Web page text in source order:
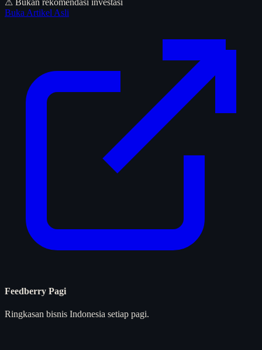
Buka Artikel Asli
Feedberry Pagi
Ringkasan bisnis Indonesia setiap pagi.